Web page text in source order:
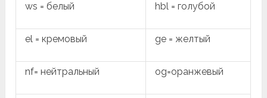
ws = белый hbl = голубой
el = кремовый ge = желтый
nf= нейтральный og=оранжевый